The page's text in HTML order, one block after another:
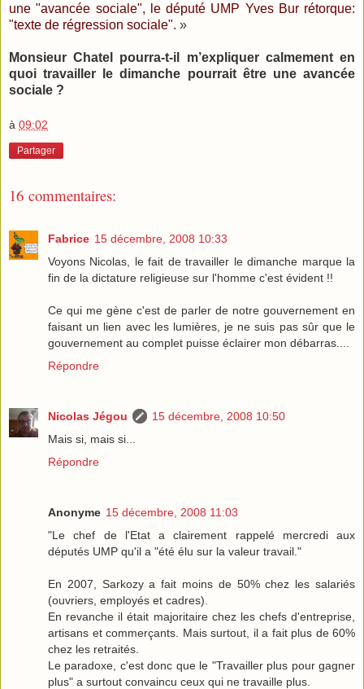
une "avancée sociale", le député UMP Yves Bur rétorque:
"texte de régression sociale". »
Monsieur Chatel pourra-t-il m’expliquer calmement en
quoi travailler le dimanche pourrait être une avancée
sociale ?
à 09:02
Partager
16 commentaires:
Fabrice 15 décembre, 2008 10:33
Voyons Nicolas, le fait de travailler le dimanche marque la
fin de la dictature religieuse sur l'homme c'est évident !!
Ce qui me gène c'est de parler de notre gouvernement en
faisant un lien avec les lumières, je ne suis pas sûr que le
gouvernement au complet puisse éclairer mon débarras....
Répondre
Nicolas Jégou
15 décembre, 2008 10:50
Mais si, mais si...
Répondre
Anonyme 15 décembre, 2008 11:03
"Le chef de l'Etat a clairement rappelé mercredi aux
députés UMP qu'il a "été élu sur la valeur travail."
En 2007, Sarkozy a fait moins de 50% chez les salariés
(ouvriers, employés et cadres).
En revanche il était majoritaire chez les chefs d'entreprise,
artisans et commerçants. Mais surtout, il a fait plus de 60%
chez les retraités.
Le paradoxe, c'est donc que le "Travailler plus pour gagner
plus" a surtout convaincu ceux qui ne travaille plus.